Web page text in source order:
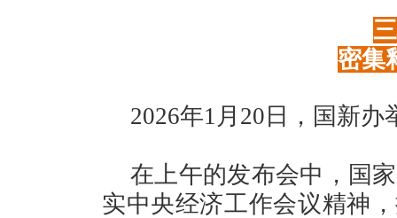
密集
2026年1月20日，国新
在上午的发布会中，国
实中央经济工作会议精神